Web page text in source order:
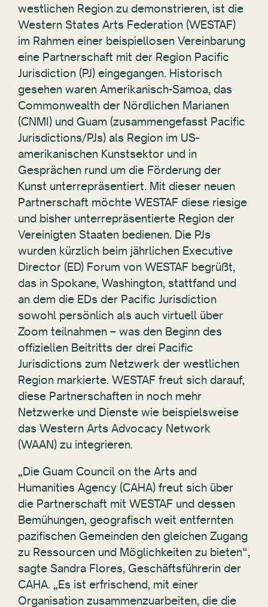
westlichen Region zu demonstrieren, ist die
Western States Arts Federation (WESTAF)
im Rahmen einer beispiellosen Vereinbarung
eine Partnerschaft mit der Region Pacific
Jurisdiction (PJ) eingegangen. Historisch
gesehen waren Amerikanisch-Samoa, das
Commonwealth der Nördlichen Marianen
(CNMI) und Guam (zusammengefasst Pacific
Jurisdictions/PJs) als Region im US-
amerikanischen Kunstsektor und in
Gesprächen rund um die Förderung der
Kunst unterrepräsentiert. Mit dieser neuen
Partnerschaft möchte WESTAF diese riesige
und bisher unterrepräsentierte Region der
Vereinigten Staaten bedienen. Die PJs
wurden kürzlich beim jährlichen Executive
Director (ED) Forum von WESTAF begrüßt,
das in Spokane, Washington, stattfand und
an dem die EDs der Pacific Jurisdiction
sowohl persönlich als auch virtuell über
Zoom teilnahmen – was den Beginn des
offiziellen Beitritts der drei Pacific
Jurisdictions zum Netzwerk der westlichen
Region markierte. WESTAF freut sich darauf,
diese Partnerschaften in noch mehr
Netzwerke und Dienste wie beispielsweise
das Western Arts Advocacy Network
(WAAN) zu integrieren.
„Die Guam Council on the Arts and
Humanities Agency (CAHA) freut sich über
die Partnerschaft mit WESTAF und dessen
Bemühungen, geografisch weit entfernten
pazifischen Gemeinden den gleichen Zugang
zu Ressourcen und Möglichkeiten zu bieten“,
sagte Sandra Flores, Geschäftsführerin der
CAHA. „Es ist erfrischend, mit einer
Organisation zusammenzuarbeiten, die die